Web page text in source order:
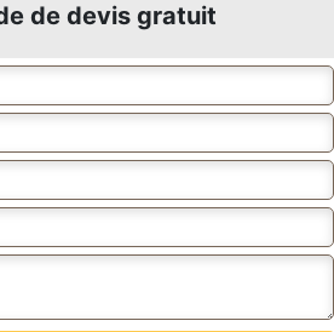
de devis gratuit